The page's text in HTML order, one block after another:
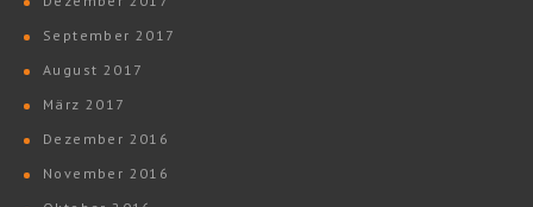
September 2017
August 2017
März 2017
Dezember 2016
November 2016